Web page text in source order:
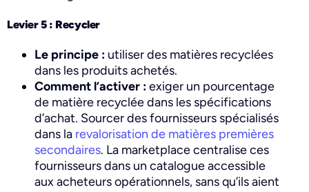
Levier 5 : Recycler
Le principe : utiliser des matières recyclées
dans les produits achetés.
Comment l’activer :exiger un pourcentage
de matière recyclée dans les spécifications
d’achat. Sourcer des fournisseurs spécialisés
dans la revalorisation de matières premières
secondaires. La marketplace centralise ces
fournisseurs dans un catalogue accessible
aux acheteurs opérationnels, sans qu’ils aient